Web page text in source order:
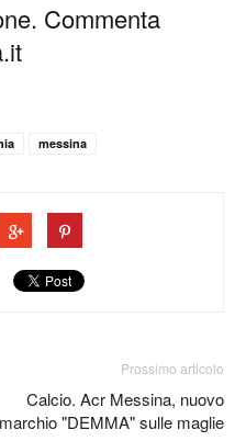
Commenta
messina
Prossimo articolo
Calcio. Acr Messina, nuovo
marchio "DEMMA" sulle maglie